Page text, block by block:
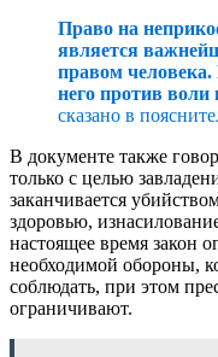
Право на
является
правом
него против
сказано в
В документе также
только с целью
заканчивается
здоровью,
настоящее время закон
необходимой обороны,
соблюдать, при этом
ограничивают.